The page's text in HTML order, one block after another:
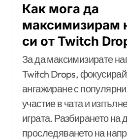
Как мога да
максимизирам
си от Twitch
За да максимизирате
Twitch Drops,
ангажиране с
участие в чата и
играта. Разбирането на
проследяването на